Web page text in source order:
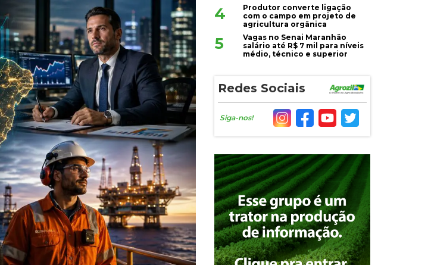
4
Produtor converte ligação
com o campo em projeto de
agricultura orgânica
5
Vagas no Senai Maranhão
salário até R$ 7 mil para níveis
médio, técnico e superior
Redes Sociais
Siga-nos!